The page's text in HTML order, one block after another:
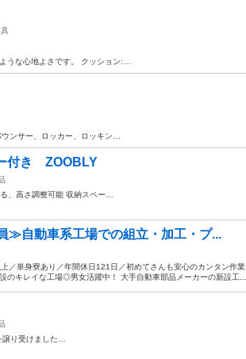
うな心地よさです。 クッション:…
ンサー、ロッカー、ロッキン…
付き ZOOBLY
、高さ調整可能 収納スペー…
≫自動車系工場での組立・加工・プ...
／単身寮あり／年間休日121日／初めてさんも安心のカンタン作業
のキレイな工場◎男女活躍中！ 大手自動車部品メーカーの新設工...
り受けました…